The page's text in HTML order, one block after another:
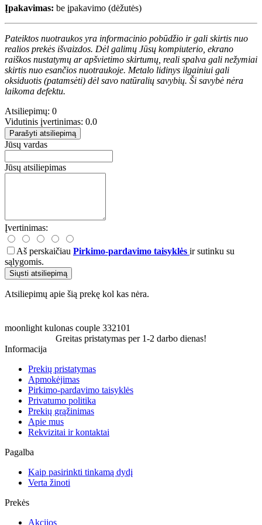
Įpakavimas: be įpakavimo (dėžutės)
Pateiktos nuotraukos yra informacinio pobūdžio ir gali skirtis nuo
realios prekės išvaizdos. Dėl galimų Jūsų kompiuterio, ekrano
raiškos nustatymų ar apšvietimo skirtumų, reali spalva gali nežymiai
skirtis nuo esančios nuotraukoje. Metalo lidinys ilgainiui gali
oksiduotis (patamsėti) dėl savo natūralių savybių. Ši savybė nėra
laikoma defektu.
Atsiliepimų: 0
Vidutinis įvertinimas: 0.0
Parašyti atsiliepimą
Jūsų vardas
Jūsų atsiliepimas
Įvertinimas:
Aš perskaičiau Pirkimo-pardavimo taisyklės ir sutinku su
sąlygomis.
Siųsti atsiliepimą
Atsiliepimų apie šią prekę kol kas nėra.
moonlight kulonas couple 332101
Greitas pristatymas per 1-2 darbo dienas!
Informacija
Prekių pristatymas
Apmokėjimas
Pirkimo-pardavimo taisyklės
Privatumo politika
Prekių grąžinimas
Apie mus
Rekvizitai ir kontaktai
Pagalba
Kaip pasirinkti tinkamą dydį
Verta žinoti
Prekės
Akcijos